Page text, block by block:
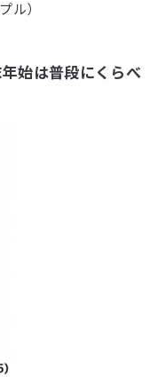
ル）
始は普段にくらべ